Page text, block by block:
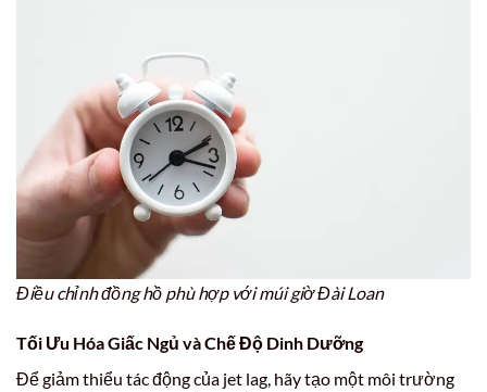
Điều chỉnh đồng hồ phù hợp với múi giờ Đài Loan
Tối Ưu Hóa Giấc Ngủ và Chế Độ Dinh Dưỡng
Để giảm thiểu tác động của jet lag, hãy tạo một môi trường